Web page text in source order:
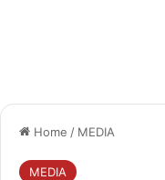
Home / MEDIA
MEDIA